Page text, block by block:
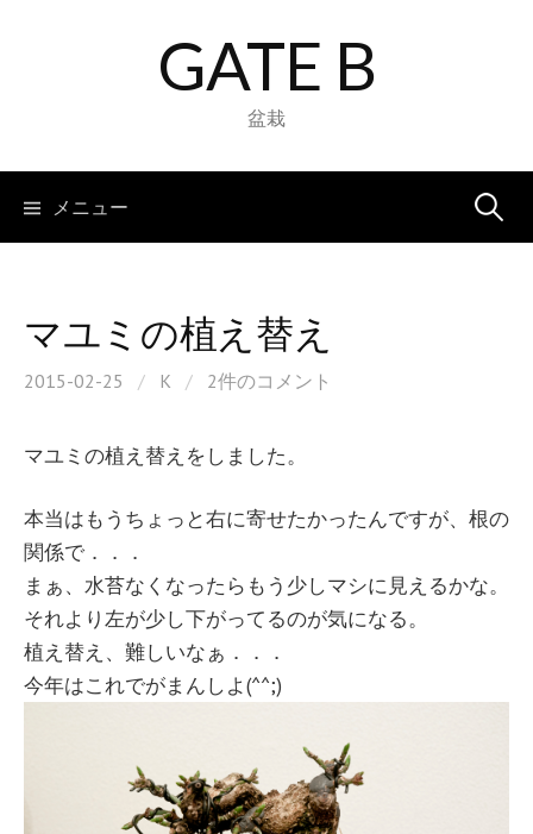
キ
GATE B
盆栽
メニュー 検
マユミの植え替え
2015-02-25 / K / 2件のコメント
マユミの植え替えをしました。
本当はもうちょっと右に寄せたかったんですが、根の
関係で．．．
まぁ、水苔なくなったらもう少しマシに見えるかな。
それより左が少し下がってるのが気になる。
植え替え、難しいなぁ．．．
今年はこれでがまんしよ(^^;)